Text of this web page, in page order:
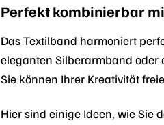
Perfekt kombinierbar
Das Textilband harmoniert
eleganten Silberarmband oder
Sie können Ihrer Kreativität
Hier sind einige Ideen, wie Sie